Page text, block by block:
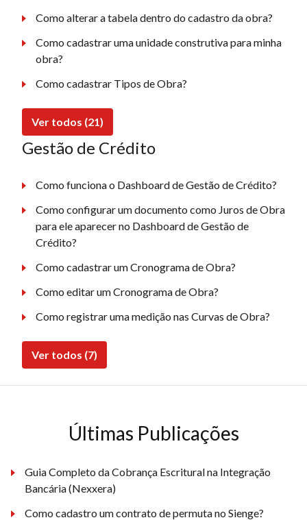
Como alterar a tabela dentro do cadastro da obra?
Como cadastrar uma unidade construtiva para minha
obra?
Como cadastrar Tipos de Obra?
Ver todos (21)
Gestão de Crédito
Como funciona o Dashboard de Gestão de Crédito?
Como configurar um documento como Juros de Obra
para ele aparecer no Dashboard de Gestão de
Crédito?
Como cadastrar um Cronograma de Obra?
Como editar um Cronograma de Obra?
Como registrar uma medição nas Curvas de Obra?
Ver todos (7)
Últimas Publicações
Guia Completo da Cobrança Escritural na Integração
Bancária (Nexxera)
Como cadastro um contrato de permuta no Sienge?